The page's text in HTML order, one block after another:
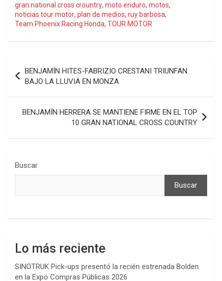
gran national cross crountry, moto enduro, motos,
noticias tour motor, plan de medios, ruy barbosa,
Team Phoenix Racing Honda, TOUR MOTOR
Navegación
de
entradas
BENJAMÍN HITES-FABRIZIO CRESTANI TRIUNFAN
BAJO LA LLUVIA EN MONZA
BENJAMÍN HERRERA SE MANTIENE FIRME EN EL TOP
10 GRAN NATIONAL CROSS COUNTRY
Buscar
Buscar
Lo más reciente
SINOTRUK Pick-ups presentó la recién estrenada Bolden
en la Expo Compras Públicas 2026